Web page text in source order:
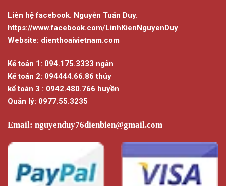
Liên hệ facebook. Nguyễn Tuấn Duy.
https://www.facebook.com/LinhKienNguyenDuy
Website: dienthoaivietnam.com
Kế toán 1: 094.175.3333 ngân
Kế toán 2: 094444.66.86 thúy
kế toán 3 : 0942.480.766 huyền
Quản lý: 0977.55.3235
Email: nguyenduy76dienbien@gmail.com